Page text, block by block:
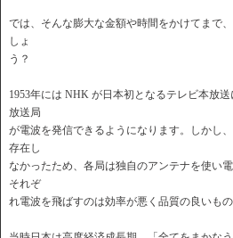
では、そんな膨大な金額や時間をかけてまで
しょ
う？
1953年には NHK が日本初となるテレビ本放
放送局
が電波を発信できるようになります。しかし
存在し
なかったため、各局は独自のアンテナを使い
それぞ
れ電波を飛ばすのは効率が悪く品質の良いも